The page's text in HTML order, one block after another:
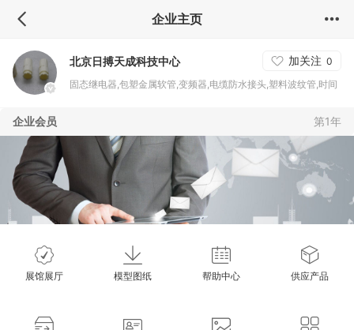
企业主页
北京日搏天成科技中心 加关注 0
固态继电器,包塑金属软管,变频器,电缆防水接头,塑料波纹管,时间
企业会员 第1年
展馆展厅 模型图纸 帮助中心 供应产品